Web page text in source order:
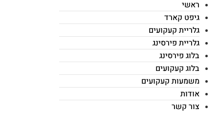
ראשי
גיפט קארד
גלריית קעקועים
גלריית פירסינג
בלוג פירסינג
בלוג קעקועים
משמעות קעקועים
אודות
צור קשר